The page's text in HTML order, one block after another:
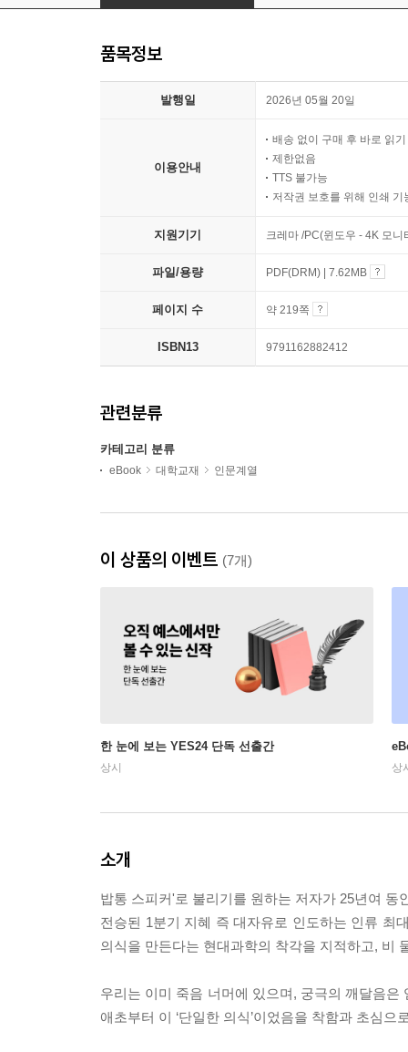
품목정보
발행일 2026년 05월 20일
이용안내
배송 없이 구매 후 바로 읽기
제한없음
TTS 불가능
저작권 보호를 위해 인쇄 기
지원기기 크레마 /PC(윈도우 - 4K 모
파일/용량 PDF(DRM) | 7.62MB
페이지 수 약 219쪽
ISBN13 9791162882412
관련분류
카테고리 분류
eBook 대학교재 인문계열
이 상품의 이벤트 (7개)
한 눈에 보는 YES24 단독 선출간
상시 상
소개
밥통 스피커'로 불리기를 원하는 저자가 25년여
전승된 1분기 지혜 즉 대자유로 인도하는 인류 최
의식을 만든다는 현대과학의 착각을 지적하고, 비
우리는 이미 죽음 너머에 있으며, 궁극의 깨달음은
애초부터 이 ‘단일한 의식’이었음을 착함과 초심